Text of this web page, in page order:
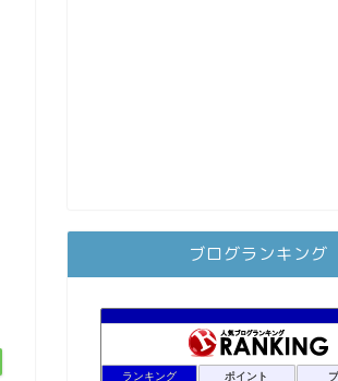
ブログランキング
ランキング ポイント